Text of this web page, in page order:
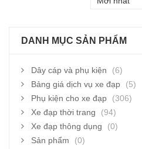
DANH MỤC SẢN PHẨM
Dây cáp và phụ kiện
(6)
Bảng giá dịch vụ xe đạp
(5)
Phụ kiện cho xe đạp
(306)
Xe đạp thời trang
(94)
Xe đạp thông dụng
(0)
Sản phẩm
(0)